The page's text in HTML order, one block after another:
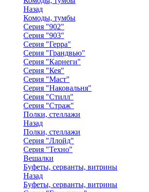
Назад
Комоды, тумбы
Серия "902"
Серия "903"
Серия "Герра"
Серия "Грандвью"
Серия "Карнеги"
Серия "Кея"
Серия "Маст"
Серия "Наковальня"
Серия "Стилл"
Серия "Страж"
Полки, стеллажи
Назад
Полки, стеллажи
Серия "Ллойд"
Серия "Техно"
Вешалки
Буфеты, серванты, витрины
Назад
Буфеты, серванты, витрины